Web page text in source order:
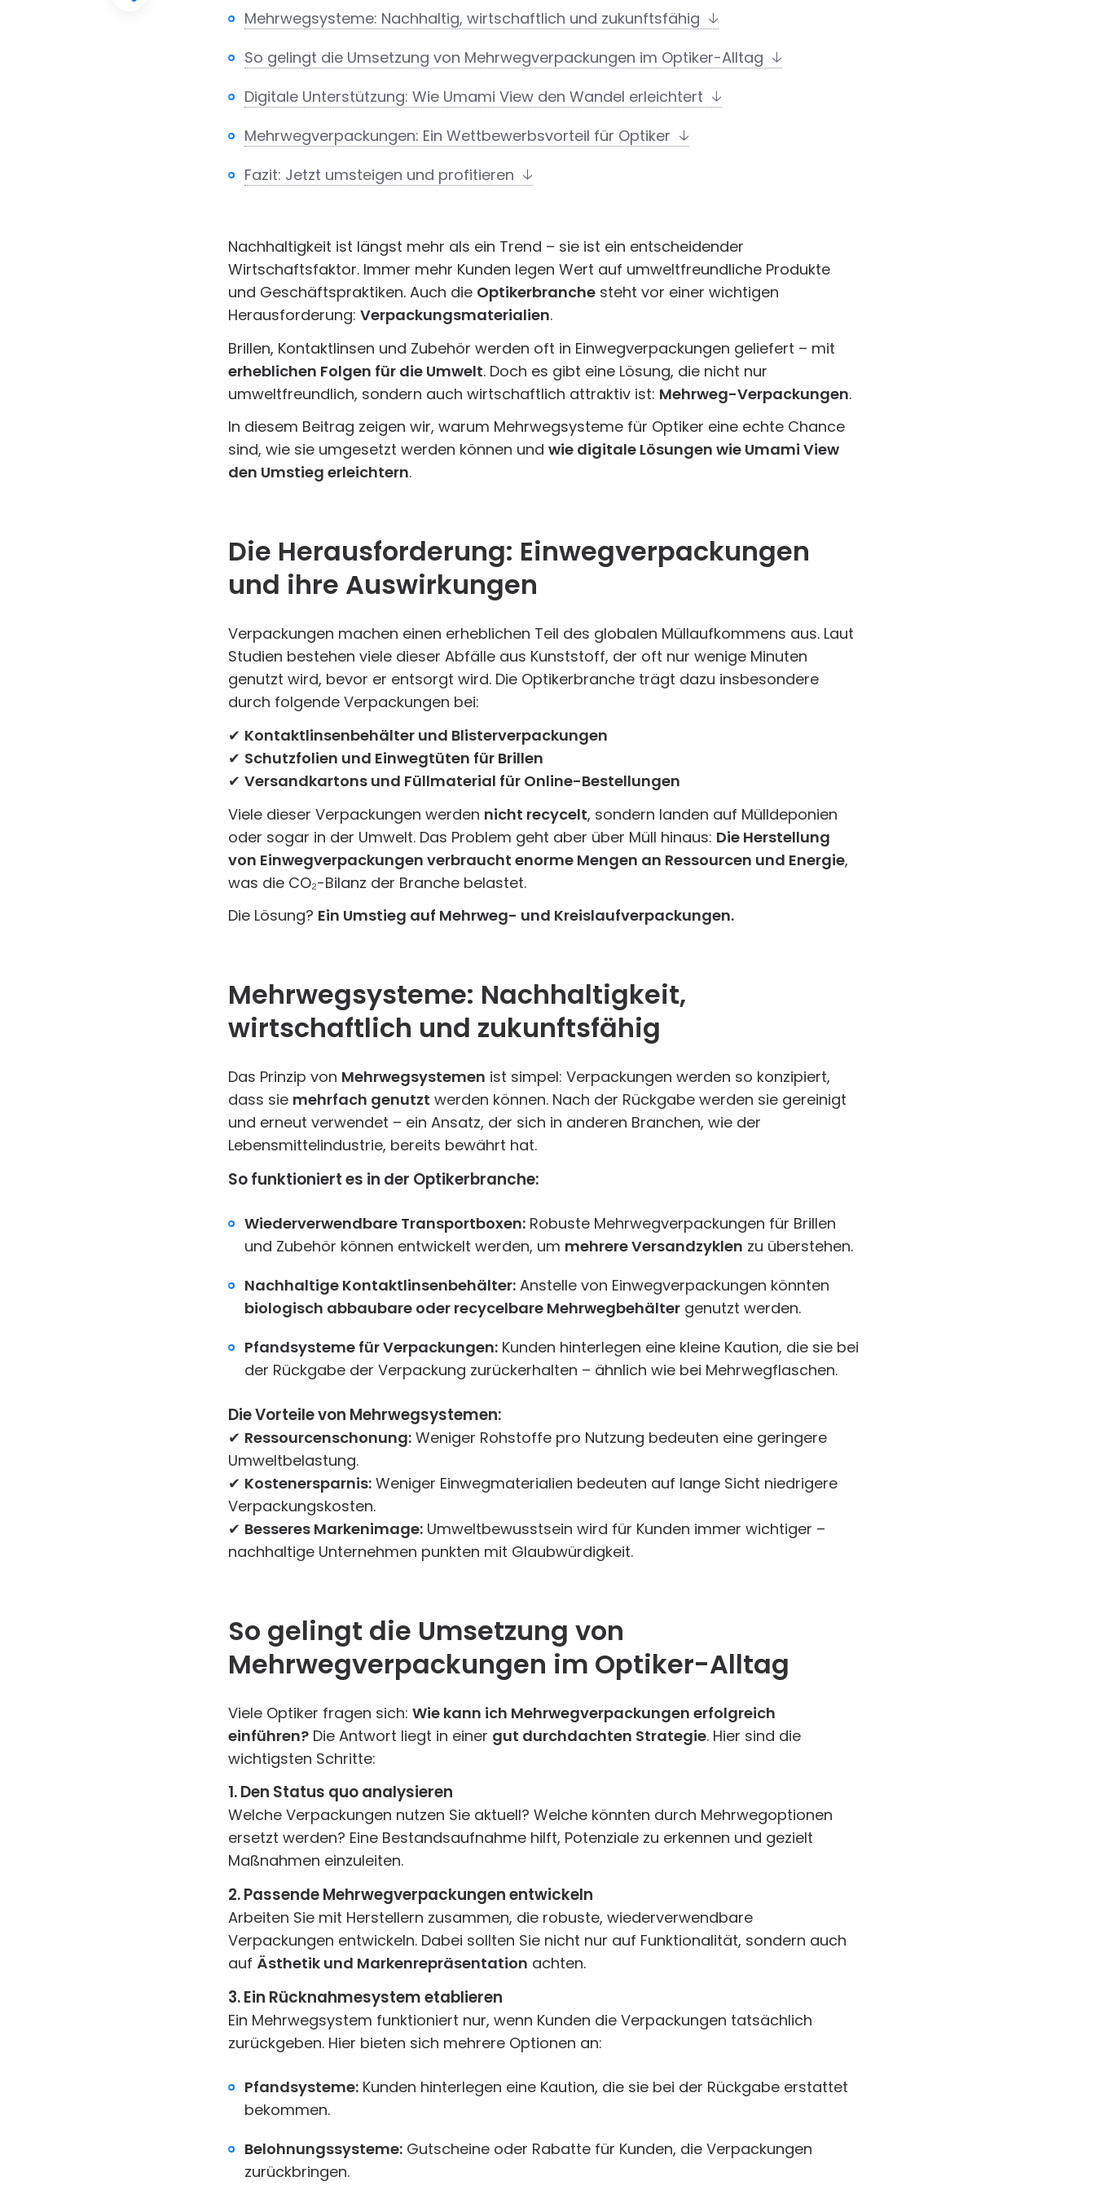
Mehrwegsysteme: Nachhaltig, wirtschaftlich und zukunftsfähig
So gelingt die Umsetzung von Mehrwegverpackungen im Optiker-Alltag
Digitale Unterstützung: Wie Umami View den Wandel erleichtert
Mehrwegverpackungen: Ein Wettbewerbsvorteil für Optiker
Fazit: Jetzt umsteigen und profitieren
Nachhaltigkeit ist längst mehr als ein Trend – sie ist ein entscheidender
Wirtschaftsfaktor. Immer mehr Kunden legen Wert auf umweltfreundliche Produkte
und Geschäftspraktiken. Auch die Optikerbranchesteht vor einer wichtigen
Herausforderung: Verpackungsmaterialien.
Brillen, Kontaktlinsen und Zubehör werden oft in Einwegverpackungen geliefert – mit
erheblichen Folgen für die Umwelt. Doch es gibt eine Lösung, die nicht nur
umweltfreundlich, sondern auch wirtschaftlich attraktiv ist: Mehrweg-Verpackungen.
In diesem Beitrag zeigen wir, warum Mehrwegsysteme für Optiker eine echte Chance
sind, wie sie umgesetzt werden können und wie digitale Lösungen wie Umami View
den Umstieg erleichtern.
Die Herausforderung: Einwegverpackungen
und ihre Auswirkungen
Verpackungen machen einen erheblichen Teil des globalen Müllaufkommens aus. Laut
Studien bestehen viele dieser Abfälle aus Kunststoff, der oft nur wenige Minuten
genutzt wird, bevor er entsorgt wird. Die Optikerbranche trägt dazu insbesondere
durch folgende Verpackungen bei:
✔ Kontaktlinsenbehälter und Blisterverpackungen
✔ Schutzfolien und Einwegtüten für Brillen
✔ Versandkartons und Füllmaterial für Online-Bestellungen
Viele dieser Verpackungen werden nicht recycelt, sondern landen auf Mülldeponien
oder sogar in der Umwelt. Das Problem geht aber über Müll hinaus: Die Herstellung
von Einwegverpackungen verbraucht enorme Mengen an Ressourcen und Energie,
was die CO₂-Bilanz der Branche belastet.
Die Lösung? Ein Umstieg auf Mehrweg- und Kreislaufverpackungen.
Mehrwegsysteme: Nachhaltigkeit,
wirtschaftlich und zukunftsfähig
Das Prinzip von Mehrwegsystemen ist simpel: Verpackungen werden so konzipiert,
dass sie mehrfach genutzt werden können. Nach der Rückgabe werden sie gereinigt
und erneut verwendet – ein Ansatz, der sich in anderen Branchen, wie der
Lebensmittelindustrie, bereits bewährt hat.
So funktioniert es in der Optikerbranche:
Wiederverwendbare Transportboxen:Robuste Mehrwegverpackungen für Brillen
und Zubehör können entwickelt werden, um mehrere Versandzyklen zu überstehen.
Nachhaltige Kontaktlinsenbehälter:Anstelle von Einwegverpackungen könnten
biologisch abbaubare oder recycelbare Mehrwegbehältergenutzt werden.
Pfandsysteme für Verpackungen:Kunden hinterlegen eine kleine Kaution, die sie bei
der Rückgabe der Verpackung zurückerhalten – ähnlich wie bei Mehrwegflaschen.
Die Vorteile von Mehrwegsystemen:
✔ Ressourcenschonung:Weniger Rohstoffe pro Nutzung bedeuten eine geringere
Umweltbelastung.
✔ Kostenersparnis:Weniger Einwegmaterialien bedeuten auf lange Sicht niedrigere
Verpackungskosten.
✔ Besseres Markenimage:Umweltbewusstsein wird für Kunden immer wichtiger –
nachhaltige Unternehmen punkten mit Glaubwürdigkeit.
So gelingt die Umsetzung von
Mehrwegverpackungen im Optiker-Alltag
Viele Optiker fragen sich: Wie kann ich Mehrwegverpackungen erfolgreich
einführen?Die Antwort liegt in einer gut durchdachten Strategie. Hier sind die
wichtigsten Schritte:
1. Den Status quo analysieren
Welche Verpackungen nutzen Sie aktuell? Welche könnten durch Mehrwegoptionen
ersetzt werden? Eine Bestandsaufnahme hilft, Potenziale zu erkennen und gezielt
Maßnahmen einzuleiten.
2. Passende Mehrwegverpackungen entwickeln
Arbeiten Sie mit Herstellern zusammen, die robuste, wiederverwendbare
Verpackungen entwickeln. Dabei sollten Sie nicht nur auf Funktionalität, sondern auch
auf Ästhetik und Markenrepräsentation achten.
3. Ein Rücknahmesystem etablieren
Ein Mehrwegsystem funktioniert nur, wenn Kunden die Verpackungen tatsächlich
zurückgeben. Hier bieten sich mehrere Optionen an:
Pfandsysteme:Kunden hinterlegen eine Kaution, die sie bei der Rückgabe erstattet
bekommen.
Belohnungssysteme:Gutscheine oder Rabatte für Kunden, die Verpackungen
zurückbringen.